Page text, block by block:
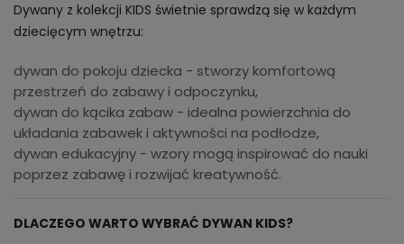
Dywany z kolekcji KIDS świetnie sprawdzą się w każdym
dziecięcym wnętrzu:
dywan do pokoju dziecka - stworzy komfortową
przestrzeń do zabawy i odpoczynku,
dywan do kącika zabaw - idealna powierzchnia do
układania zabawek i aktywności na podłodze,
dywan edukacyjny - wzory mogą inspirować do nauki
poprzez zabawę i rozwijać kreatywność.
DLACZEGO WARTO WYBRAĆ DYWAN KIDS?